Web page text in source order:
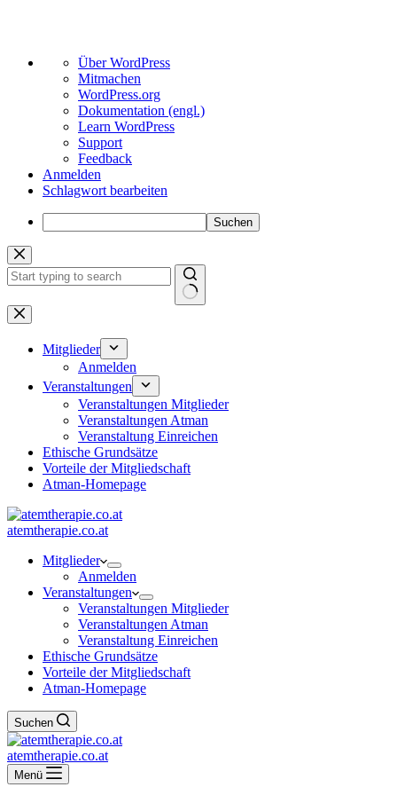
Über
WordPress
Über WordPress
Mitmachen
WordPress.org
Dokumentation (engl.)
Learn WordPress
Support
Feedback
Anmelden
Schlagwort bearbeiten
Suchen
Zum
Inhalt
springen
Keine
Ergebnisse
Mitglieder
Anmelden
Veranstaltungen
Veranstaltungen Mitglieder
Veranstaltungen Atman
Veranstaltung Einreichen
Ethische Grundsätze
Vorteile der Mitgliedschaft
Atman-Homepage
atemtherapie.co.at
Mitglieder
Anmelden
Veranstaltungen
Veranstaltungen Mitglieder
Veranstaltungen Atman
Veranstaltung Einreichen
Ethische Grundsätze
Vorteile der Mitgliedschaft
Atman-Homepage
Suchen
atemtherapie.co.at
Menü